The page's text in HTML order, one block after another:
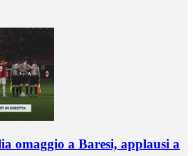
omaggio a Baresi, applausi a